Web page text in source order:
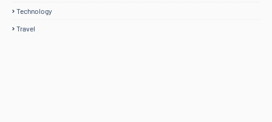
Technology
Travel